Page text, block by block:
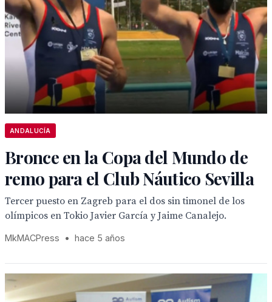
ANDALUCÍA
Bronce en la Copa del Mundo de
remo para el Club Náutico Sevilla
Tercer puesto en Zagreb para el dos sin timonel de los
olímpicos en Tokio Javier García y Jaime Canalejo.
MkMACPress • hace 5 años